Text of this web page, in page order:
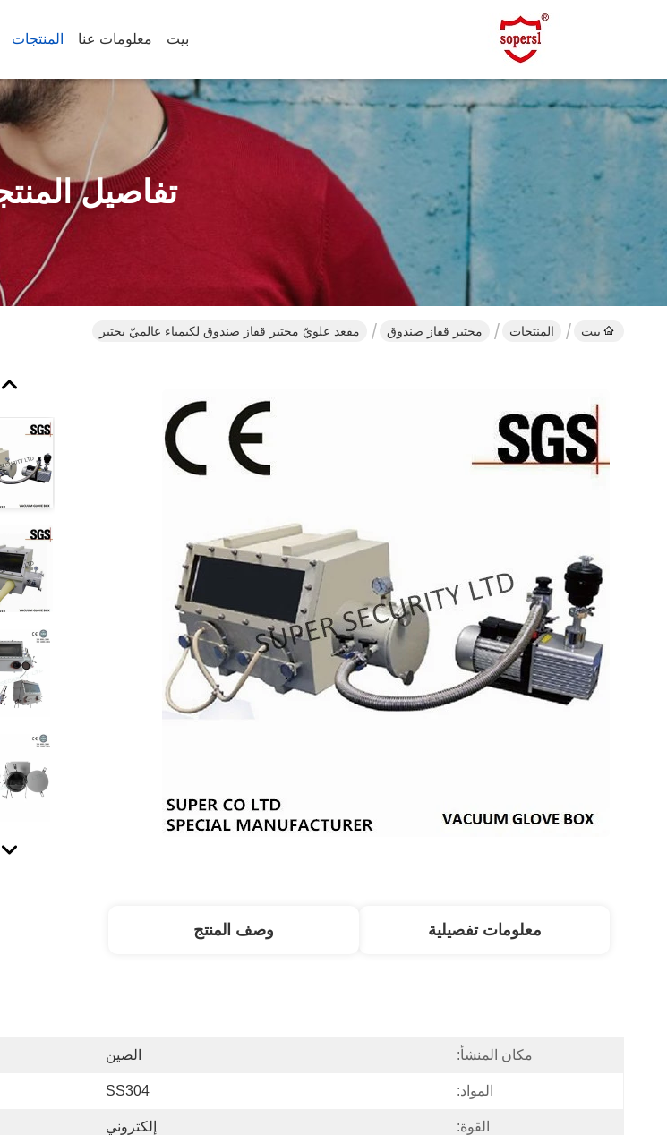
بيت معلومات عنا المنتجات
تفاصيل
بيت المنتجات مختبر قفاز صندوق مقعد علويّ مختبر قفاز صندوق لكيمياء عالميّ يختبر
معلومات تفصيلية وصف المنتج
مكان المنشأ: الصين
المواد: SS304
القوة: إلكتروني